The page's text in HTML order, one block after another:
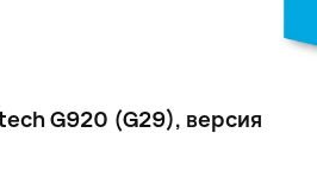
G920 (G29), версия